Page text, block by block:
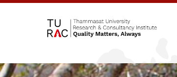
Skip